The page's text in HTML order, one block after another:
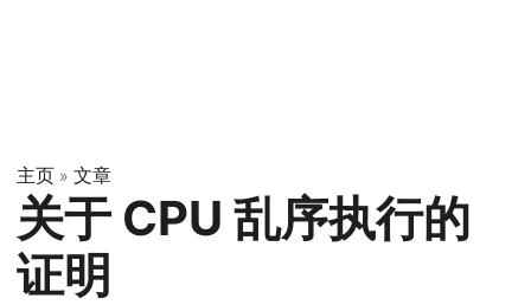
主页 » 文章
关于 CPU 乱序执行的
证明